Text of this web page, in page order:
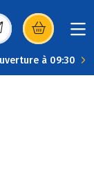
dans une
à 09:30